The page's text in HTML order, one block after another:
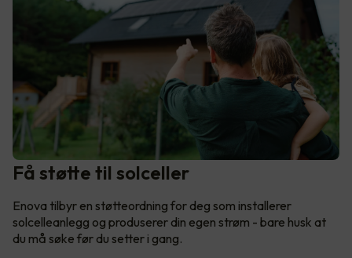
Få støtte til solceller
Enova tilbyr en støtteordning for deg som installerer
solcelleanlegg og produserer din egen strøm - bare husk at
du må søke før du setter i gang.